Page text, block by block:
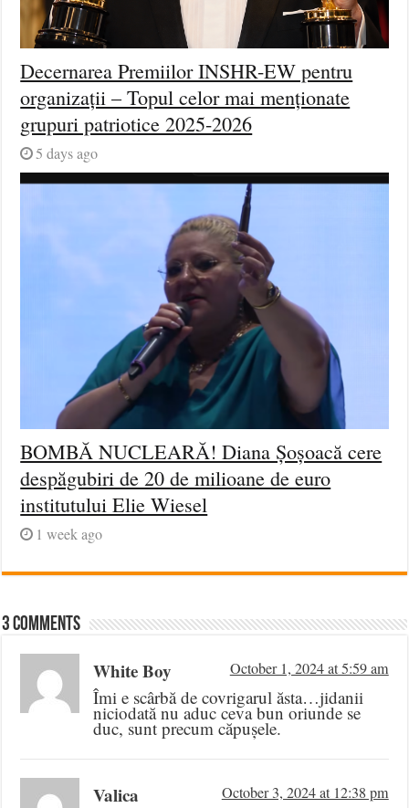
Decernarea Premiilor INSHR-EW pentru
organizații – Topul celor mai menționate
grupuri patriotice 2025-2026
5 days ago
BOMBĂ NUCLEARĂ! Diana Șoșoacă cere
despăgubiri de 20 de milioane de euro
institutului Elie Wiesel
1 week ago
3 comments
White Boy October 1, 2024 at 5:59 am
Îmi e scârbă de covrigarul ăsta…jidanii
niciodată nu aduc ceva bun oriunde se
duc, sunt precum căpușele.
Valica October 3, 2024 at 12:38 pm